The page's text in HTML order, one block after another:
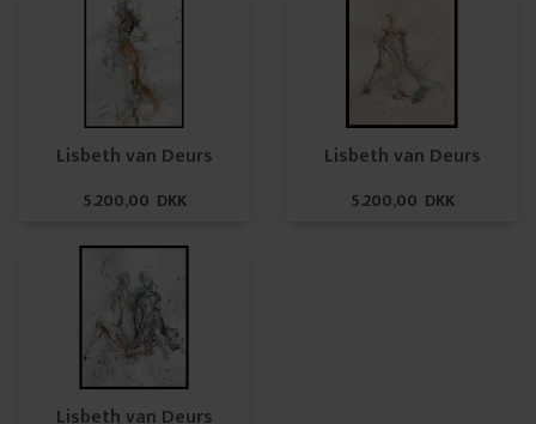
Lisbeth van Deurs
5.200,00 DKK
Lisbeth van Deurs
5.200,00 DKK
Lisbeth van Deurs